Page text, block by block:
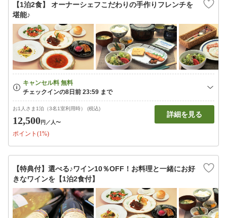
【1泊2食】 オーナーシェフこだわりの手作りフレンチを
堪能♪
お1人さま1泊（3名1室利用時） (税込)
12,500円 ／人〜
ポイント(1%)
詳細を見る
【特典付】選べる♪ワイン10％OFF！お料理と一緒にお好
きなワインを【1泊2食付】